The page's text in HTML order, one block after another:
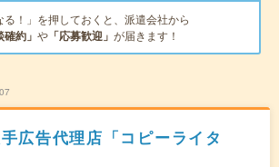
る！」を押しておくと、派遣会社から
確約」 や 「応募歓迎」 が届きます！
広告代理店「コピーライタ